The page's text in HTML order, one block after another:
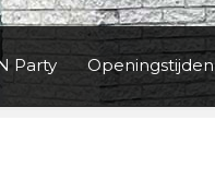
Party Openingstijden